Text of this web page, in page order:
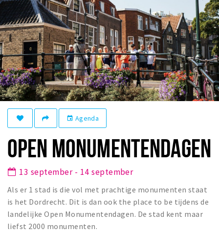
Nieuws
Leuke tips & trends
Interviews
Eten
Drinken
Slapen
Recreatief
Winkelgebieden
Parkeren
Bezienswaardigheden
Musea, theaters & podia
Uitjes & activiteiten
event Agenda
OPEN MONUMENTENDAGEN
13 september - 14 september
Als er 1 stad is die vol met prachtige monumenten staat
is het Dordrecht. Dit is dan ook the place to be tijdens de
landelijke Open Monumentendagen. De stad kent maar
liefst 2000 monumenten.